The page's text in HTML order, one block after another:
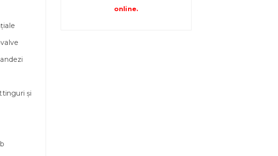
și
online.